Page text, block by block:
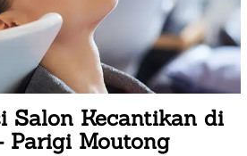
Salon Kecantikan di
Parigi Moutong